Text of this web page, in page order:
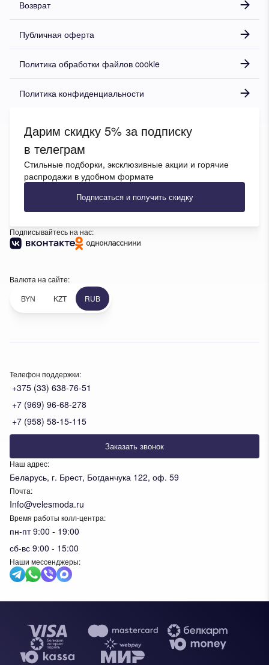
Телефон поддержки:
+375 (33) 638-76-51
+7 (969) 96-68-278
+7 (958) 58-15-115
Заказать звонок
Наш адрес:
Беларусь, г. Брест, Богданчука 122, оф. 59
Почта:
Info@velesmoda.ru
Время работы колл-центра:
пн-пт 9:00 - 19:00
сб-вс 9:00 - 15:00
Наши мессенджеры:
Возврат
Публичная оферта
Политика обработки файлов cookie
Политика конфиденциальности
Дарим скидку 5% за подписку
в телеграм
Стильные подборки, эксклюзивные акции и горячие
распродажи в удобном формате
Подписаться и получить скидку
Подписывайтесь на нас:
Валюта на сайте:
BYN
KZT RUB